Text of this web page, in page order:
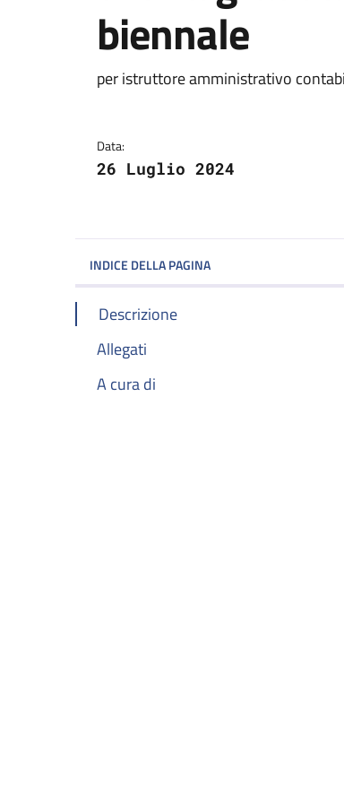
biennale
Dettagli della
per istruttore amministrativo
Data:
26 Luglio 2024
INDICE DELLA PAGINA
Descrizione
Allegati
A cura di